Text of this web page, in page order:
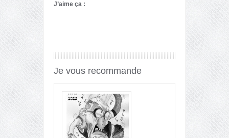
J’aime ça :
Je vous recommande